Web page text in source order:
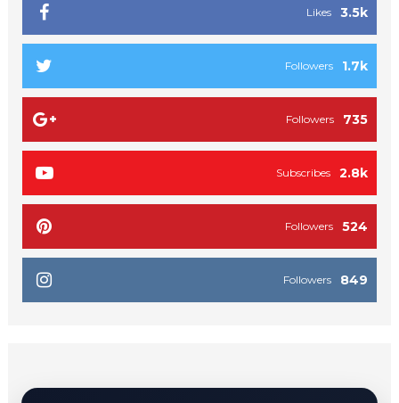
3.5k
Likes
1.7k
Followers
735
Followers
2.8k
Subscribes
524
Followers
849
Followers